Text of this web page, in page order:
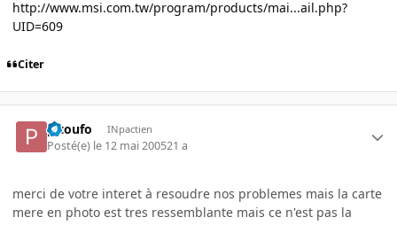
http://www.msi.com.tw/program/products/mai...ail.php?
UID=609
Citer
pitoufo INpactien
Posté(e) le 12 mai 200521 a
merci de votre interet à resoudre nos problemes mais la carte
mere en photo est tres ressemblante mais ce n'est pas la